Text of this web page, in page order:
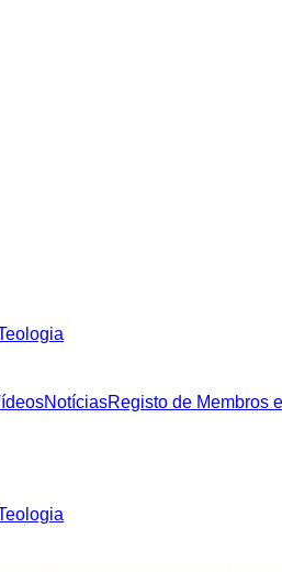
NotíciasRegisto de Membros